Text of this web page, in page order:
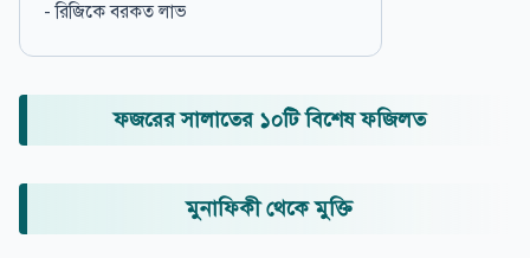
- রিজিকে বরকত লাভ
ফজরের সালাতের ১০টি বিশেষ ফজিলত
মুনাফিকী থেকে মুক্তি